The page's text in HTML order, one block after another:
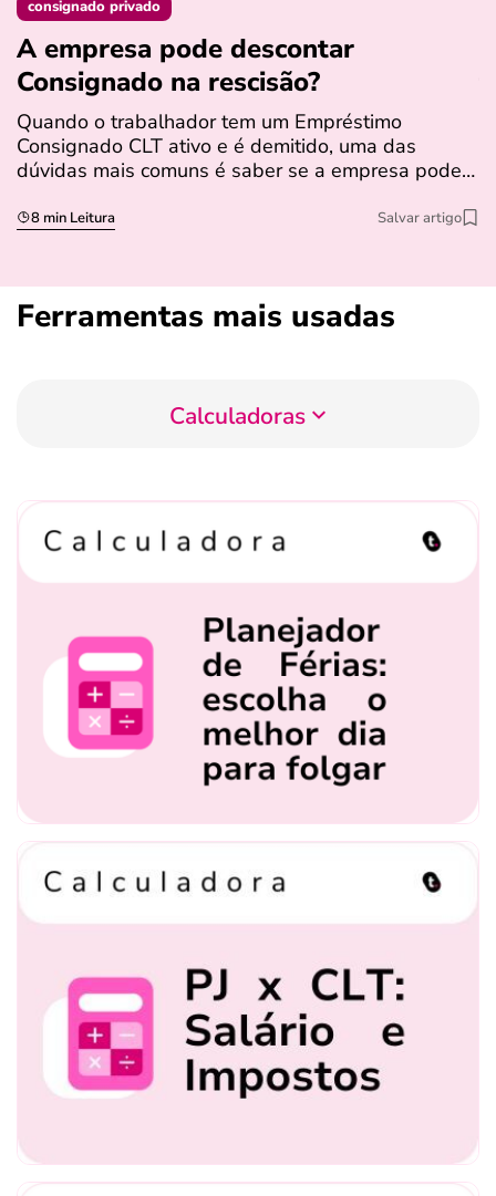
consignado privado
A empresa pode descontar
Consignado na rescisão​?
Quando o trabalhador tem um Empréstimo
Consignado CLT ativo e é demitido, uma das
dúvidas mais comuns é saber se a empresa pode…
8 min Leitura Salvar artigo
Ferramentas mais usadas
Calculadoras